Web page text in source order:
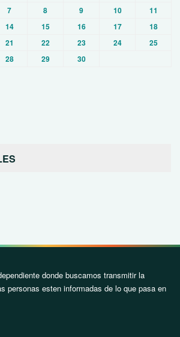
7 8 9 10
11
14 15 16 17
18
21 22 23 24
25
28 29 30
donde buscamos transmitir la
personas esten informadas de lo que pasa en